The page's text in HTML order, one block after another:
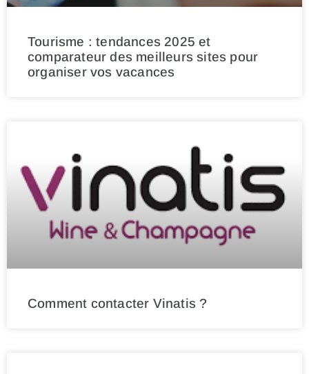
Tourisme : tendances 2025 et
comparateur des meilleurs sites pour
organiser vos vacances
Comment contacter Vinatis ?